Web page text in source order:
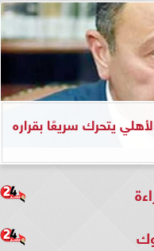
يتحرك سريعًا بقراره